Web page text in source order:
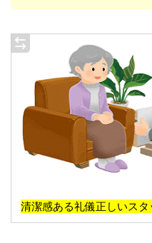
清潔感ある礼儀正しいス